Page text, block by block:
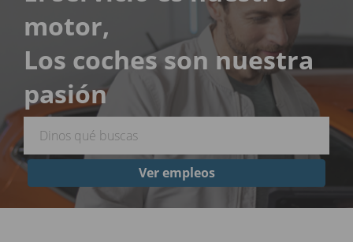
motor,
Los coches son nuestra
pasión
Ver empleos